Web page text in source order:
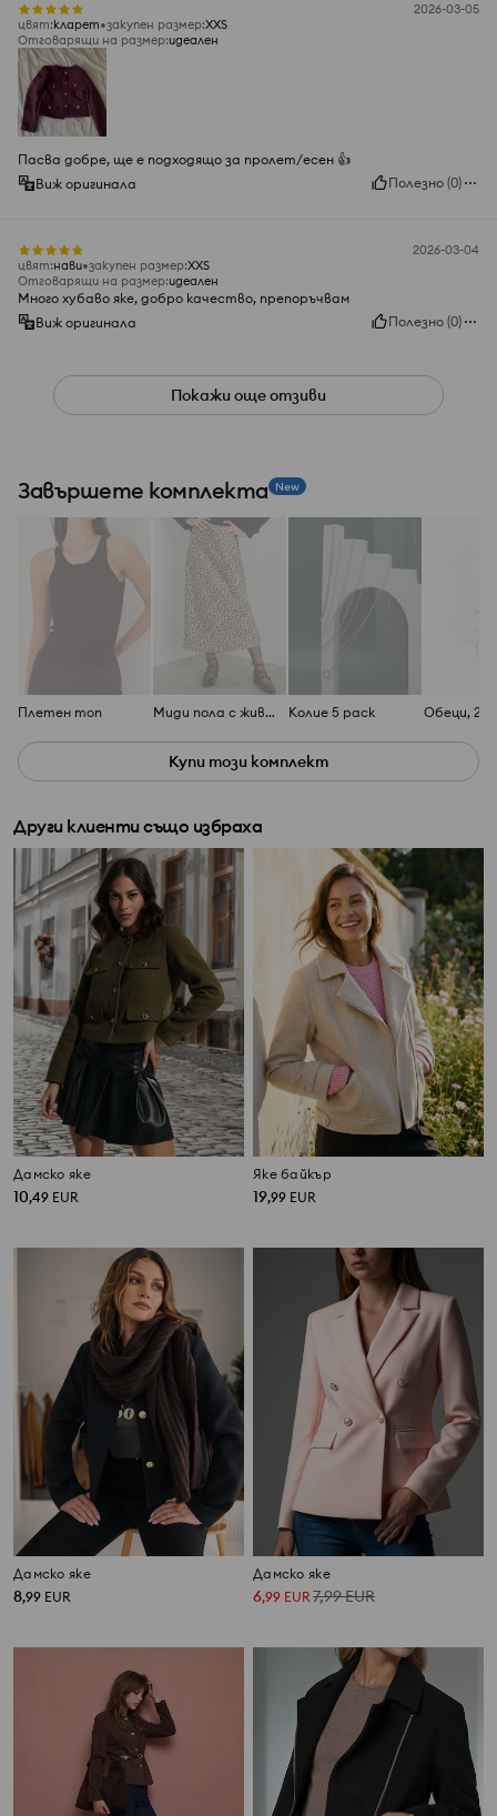
2026-03-05
цвят:кларет закупен размер:XXS
Отговарящи на размер:идеален
Пасва добре, ще е подходящо за пролет/есен 👍️
Виж оригинала
Полезно (0)
2026-03-04
цвят:нави закупен размер:XXS
Отговарящи на размер:идеален
Много хубаво яке, добро качество, препоръчвам
Виж оригинала
Полезно (0)
Покажи още отзиви
Завършете комплекта New
Плетен топ Миди пола с животински принт Колие 5 pack Обеци, 2
Купи този комплект
Други клиенти също избраха
Дамско яке
10,49 EUR
Яке байкър
19,99 EUR
Дамско яке
8,99 EUR
Дамско яке
6,99 EUR 7,99EUR